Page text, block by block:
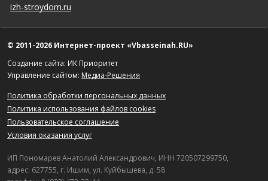
izh-stroydom.ru
© 2011-2026 Интернет-проект «Vbasseinah.RU»
Создание сайта: ИК Приоритет
Управление сайтом: Медиа-Решения
Политика обработки персональных данных
Политика использования файлов cookies
Пользовательское соглашение
Условия оказания услуг
ИП Пономарев Анатолий Александрович, ИНН 720507299750,
адрес: 627755, г. Ишим, ул. Куйбышева, д. 58